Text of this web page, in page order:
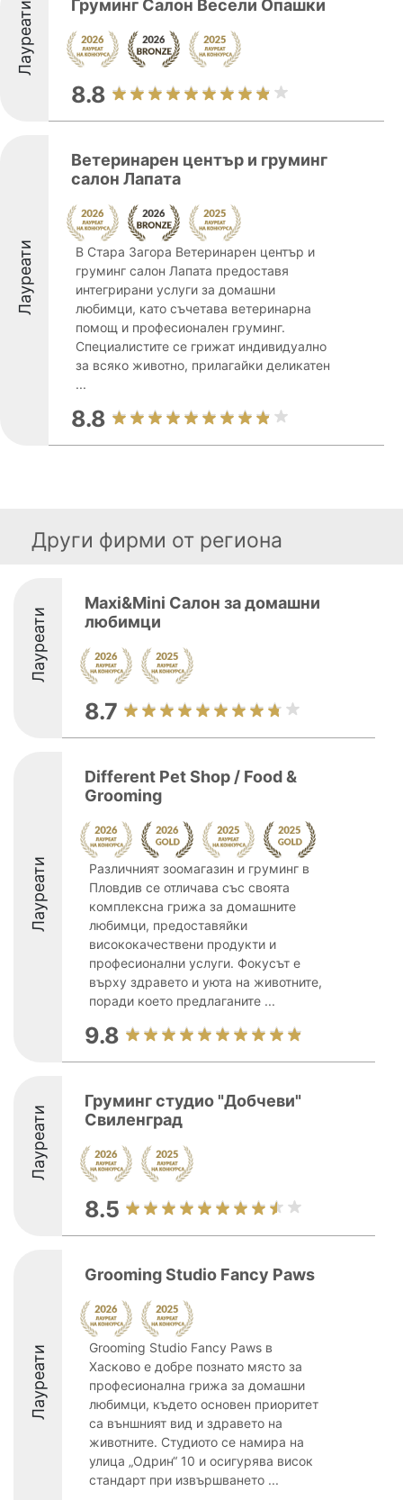
Лауреати Груминг Салон Весели Опашки
8.8
Лауреати
Ветеринарен център и груминг
салон Лапата
В Стара Загора Ветеринарен център и
груминг салон Лапата предоставя
интегрирани услуги за домашни
любимци, като съчетава ветеринарна
помощ и професионален груминг.
Специалистите се грижат индивидуално
за всяко животно, прилагайки деликатен
...
8.8
Други фирми от региона
Лауреати
Maxi&Mini Салон за домашни
любимци
8.7
Лауреати
Different Pet Shop / Food &
Grooming
Различният зоомагазин и груминг в
Пловдив се отличава със своята
комплексна грижа за домашните
любимци, предоставяйки
висококачествени продукти и
професионални услуги. Фокусът е
върху здравето и уюта на животните,
поради което предлаганите ...
9.8
Лауреати
Груминг студио "Добчеви"
Свиленград
8.5
Лауреати
Grooming Studio Fancy Paws
Grooming Studio Fancy Paws в
Хасково е добре познато място за
професионална грижа за домашни
любимци, където основен приоритет
са външният вид и здравето на
животните. Студиото се намира на
улица „Одрин“ 10 и осигурява висок
стандарт при извършването ...